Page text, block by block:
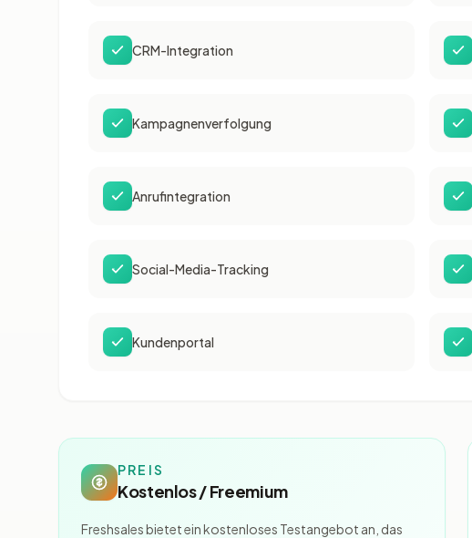
CRM-Integration
Kampagnenverfolgung
Anrufintegration
Social-Media-Tracking
Kundenportal
PREIS
Kostenlos / Freemium
Freshsales bietet ein kostenloses Testangebot an, das